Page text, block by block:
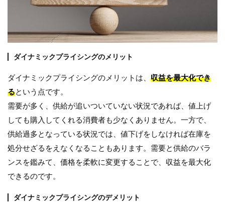
ダイナミックプライシングのメリット
ダイナミックプライシングのメリットは、 収益を最大化でき
るという点です。
需要が多く、供給が追いついていない状況であれば、値上げ
しても購入してくれる消費者も少なくありません。一方で、
供給過多となっている状況では、値下げをしなければ在庫を
処分せざるをえなくなることもあります。需要と供給のバラ
ンスを鑑みて、価格を柔軟に変更することで、収益を最大化
できるのです。
ダイナミックプライシングのデメリット